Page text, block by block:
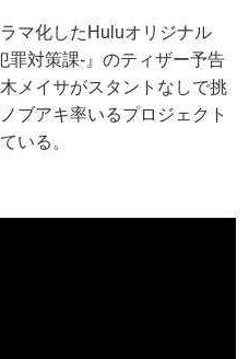
マ化したHuluオリジナル
罪対策課-』のティザー予告
メイサがスタントなしで挑
ブアキ率いるプロジェクト
いる。